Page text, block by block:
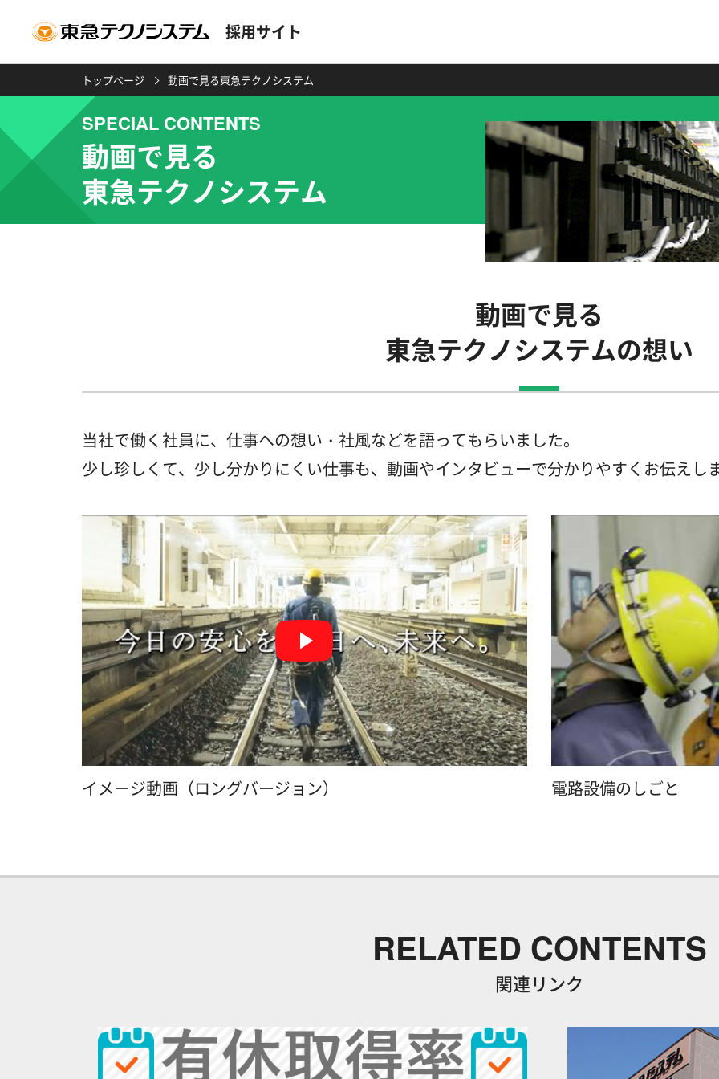
採用サイト
トップページ 動画で見る東急テクノシステム
SPECIAL CONTENTS
動画で見る
東急テクノシステム
動画で見る
東急テクノシステムの想い
当社で働く社員に、仕事への想い・社風などを語ってもらいました。
少し珍しくて、少し分かりにくい仕事も、動画やインタビューで分かりやすくお伝えし
イメージ動画（ロングバージョン） 電路設備のしごと
RELATED CONTENTS
関連リンク